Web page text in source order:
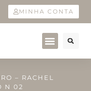
MINHA CONTA
– RACHEL
N 02